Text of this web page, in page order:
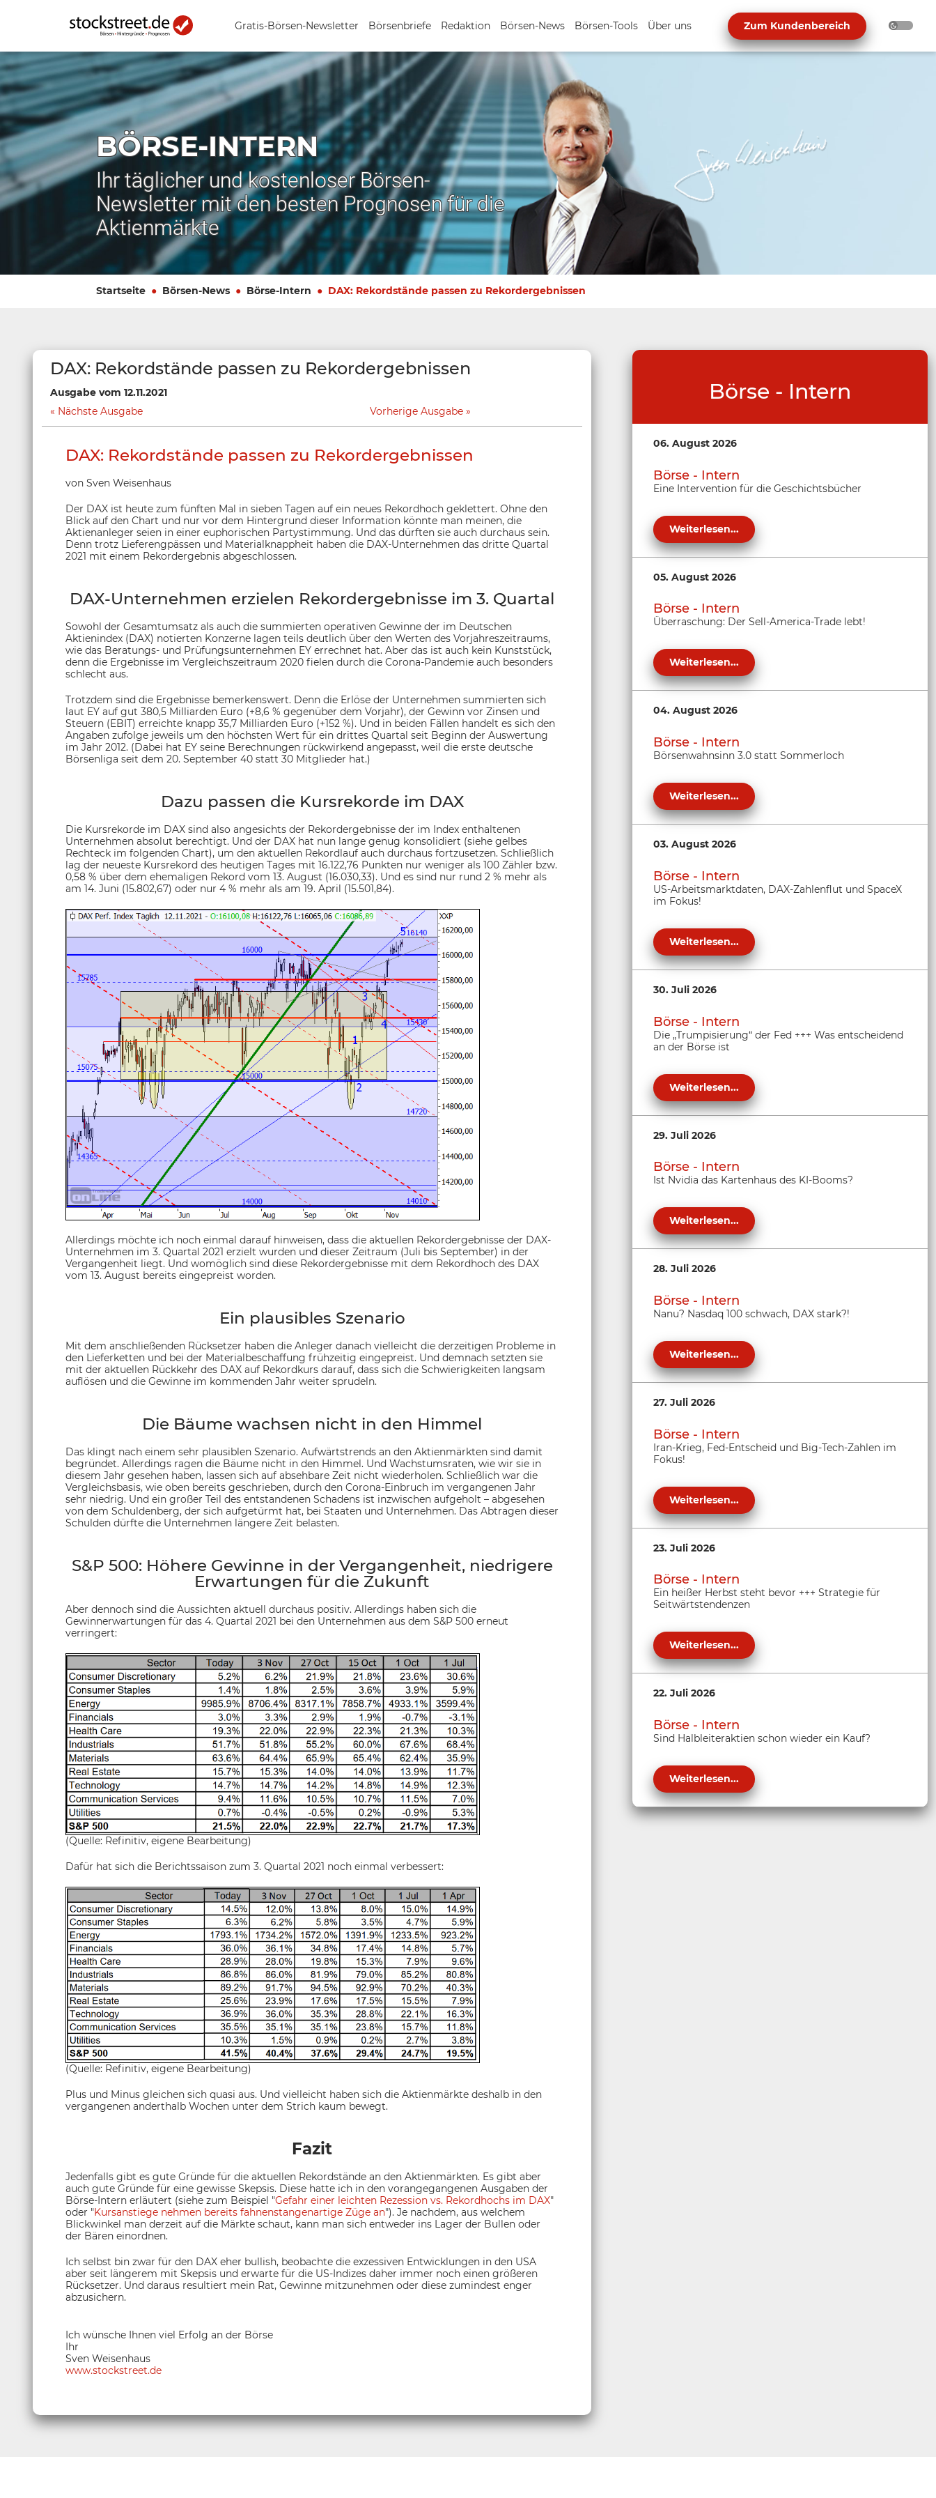
Gratis-Börsen-Newsletter Börsenbriefe Redaktion Börsen-News Börsen-Tools Über uns Zum Kundenbereich
BÖRSE-INTERN
Ihr täglicher und kostenloser Börsen-
Newsletter mit den besten Prognosen für die
Aktienmärkte
Startseite Börsen-News Börse-Intern DAX: Rekordstände passen zu Rekordergebnissen
DAX: Rekordstände passen zu Rekordergebnissen
Ausgabe vom 12.11.2021
Nächste Ausgabe
Vorherige Ausgabe
DAX: Rekordstände passen zu Rekordergebnissen
von Sven Weisenhaus
Der DAX ist heute zum fünften Mal in sieben Tagen auf ein neues Rekordhoch geklettert. Ohne den
Blick auf den Chart und nur vor dem Hintergrund dieser Information könnte man meinen, die
Aktienanleger seien in einer euphorischen Partystimmung. Und das dürften sie auch durchaus sein.
Denn trotz Lieferengpässen und Materialknappheit haben die DAX-Unternehmen das dritte Quartal
2021 mit einem Rekordergebnis abgeschlossen.
DAX-Unternehmen erzielen Rekordergebnisse im 3. Quartal
Sowohl der Gesamtumsatz als auch die summierten operativen Gewinne der im Deutschen
Aktienindex (DAX) notierten Konzerne lagen teils deutlich über den Werten des Vorjahreszeitraums,
wie das Beratungs- und Prüfungsunternehmen EY errechnet hat. Aber das ist auch kein Kunststück,
denn die Ergebnisse im Vergleichszeitraum 2020 fielen durch die Corona-Pandemie auch besonders
schlecht aus.
Trotzdem sind die Ergebnisse bemerkenswert. Denn die Erlöse der Unternehmen summierten sich
laut EY auf gut 380,5 Milliarden Euro (+8,6 % gegenüber dem Vorjahr), der Gewinn vor Zinsen und
Steuern (EBIT) erreichte knapp 35,7 Milliarden Euro (+152 %). Und in beiden Fällen handelt es sich den
Angaben zufolge jeweils um den höchsten Wert für ein drittes Quartal seit Beginn der Auswertung
im Jahr 2012. (Dabei hat EY seine Berechnungen rückwirkend angepasst, weil die erste deutsche
Börsenliga seit dem 20. September 40 statt 30 Mitglieder hat.)
Dazu passen die Kursrekorde im DAX
Die Kursrekorde im DAX sind also angesichts der Rekordergebnisse der im Index enthaltenen
Unternehmen absolut berechtigt. Und der DAX hat nun lange genug konsolidiert (siehe gelbes
Rechteck im folgenden Chart), um den aktuellen Rekordlauf auch durchaus fortzusetzen. Schließlich
lag der neueste Kursrekord des heutigen Tages mit 16.122,76 Punkten nur weniger als 100 Zähler bzw.
0,58 % über dem ehemaligen Rekord vom 13. August (16.030,33). Und es sind nur rund 2 % mehr als
am 14. Juni (15.802,67) oder nur 4 % mehr als am 19. April (15.501,84).
Allerdings möchte ich noch einmal darauf hinweisen, dass die aktuellen Rekordergebnisse der DAX-
Unternehmen im 3. Quartal 2021 erzielt wurden und dieser Zeitraum (Juli bis September) in der
Vergangenheit liegt. Und womöglich sind diese Rekordergebnisse mit dem Rekordhoch des DAX
vom 13. August bereits eingepreist worden.
Ein plausibles Szenario
Mit dem anschließenden Rücksetzer haben die Anleger danach vielleicht die derzeitigen Probleme in
den Lieferketten und bei der Materialbeschaffung frühzeitig eingepreist. Und demnach setzten sie
mit der aktuellen Rückkehr des DAX auf Rekordkurs darauf, dass sich die Schwierigkeiten langsam
auflösen und die Gewinne im kommenden Jahr weiter sprudeln.
Die Bäume wachsen nicht in den Himmel
Das klingt nach einem sehr plausiblen Szenario. Aufwärtstrends an den Aktienmärkten sind damit
begründet. Allerdings ragen die Bäume nicht in den Himmel. Und Wachstumsraten, wie wir sie in
diesem Jahr gesehen haben, lassen sich auf absehbare Zeit nicht wiederholen. Schließlich war die
Vergleichsbasis, wie oben bereits geschrieben, durch den Corona-Einbruch im vergangenen Jahr
sehr niedrig. Und ein großer Teil des entstandenen Schadens ist inzwischen aufgeholt – abgesehen
von dem Schuldenberg, der sich aufgetürmt hat, bei Staaten und Unternehmen. Das Abtragen dieser
Schulden dürfte die Unternehmen längere Zeit belasten.
S&P 500: Höhere Gewinne in der Vergangenheit, niedrigere
Erwartungen für die Zukunft
Aber dennoch sind die Aussichten aktuell durchaus positiv. Allerdings haben sich die
Gewinnerwartungen für das 4. Quartal 2021 bei den Unternehmen aus dem S&P 500 erneut
verringert:
(Quelle: Refinitiv, eigene Bearbeitung)
Dafür hat sich die Berichtssaison zum 3. Quartal 2021 noch einmal verbessert:
(Quelle: Refinitiv, eigene Bearbeitung)
Plus und Minus gleichen sich quasi aus. Und vielleicht haben sich die Aktienmärkte deshalb in den
vergangenen anderthalb Wochen unter dem Strich kaum bewegt.
Fazit
Jedenfalls gibt es gute Gründe für die aktuellen Rekordstände an den Aktienmärkten. Es gibt aber
auch gute Gründe für eine gewisse Skepsis. Diese hatte ich in den vorangegangenen Ausgaben der
Börse-Intern erläutert (siehe zum Beispiel "Gefahr einer leichten Rezession vs. Rekordhochs im DAX"
oder "Kursanstiege nehmen bereits fahnenstangenartige Züge an"). Je nachdem, aus welchem
Blickwinkel man derzeit auf die Märkte schaut, kann man sich entweder ins Lager der Bullen oder
der Bären einordnen.
Ich selbst bin zwar für den DAX eher bullish, beobachte die exzessiven Entwicklungen in den USA
aber seit längerem mit Skepsis und erwarte für die US-Indizes daher immer noch einen größeren
Rücksetzer. Und daraus resultiert mein Rat, Gewinne mitzunehmen oder diese zumindest enger
abzusichern.
Ich wünsche Ihnen viel Erfolg an der Börse
Ihr
Sven Weisenhaus
www.stockstreet.de
Börse - Intern
06. August 2026
Börse - Intern
Eine Intervention für die Geschichtsbücher
Weiterlesen...
05. August 2026
Börse - Intern
Überraschung: Der Sell-America-Trade lebt!
Weiterlesen...
04. August 2026
Börse - Intern
Börsenwahnsinn 3.0 statt Sommerloch
Weiterlesen...
03. August 2026
Börse - Intern
US-Arbeitsmarktdaten, DAX-Zahlenflut und SpaceX
im Fokus!
Weiterlesen...
30. Juli 2026
Börse - Intern
Die „Trumpisierung“ der Fed +++ Was entscheidend
an der Börse ist
Weiterlesen...
29. Juli 2026
Börse - Intern
Ist Nvidia das Kartenhaus des KI-Booms?
Weiterlesen...
28. Juli 2026
Börse - Intern
Nanu? Nasdaq 100 schwach, DAX stark?!
Weiterlesen...
27. Juli 2026
Börse - Intern
Iran-Krieg, Fed-Entscheid und Big-Tech-Zahlen im
Fokus!
Weiterlesen...
23. Juli 2026
Börse - Intern
Ein heißer Herbst steht bevor +++ Strategie für
Seitwärtstendenzen
Weiterlesen...
22. Juli 2026
Börse - Intern
Sind Halbleiteraktien schon wieder ein Kauf?
Weiterlesen...